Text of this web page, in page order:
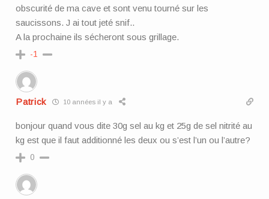
obscurité de ma cave et sont venu tourné sur les
saucissons. J ai tout jeté snif..
A la prochaine ils sécheront sous grillage.
-1
Patrick 10 années il y a
bonjour quand vous dite 30g sel au kg et 25g de sel nitrité au
kg est que il faut additionné les deux ou s’est l’un ou l’autre?
0